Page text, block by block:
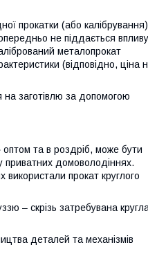
прокатки (або
не піддається впливу
металопрокат
(відповідно, ціна
заготівлю за допомогою
та в роздріб, може бути
приватних домоволодіннях.
прокат круглого
– скрізь затребувана
деталей та механізмів